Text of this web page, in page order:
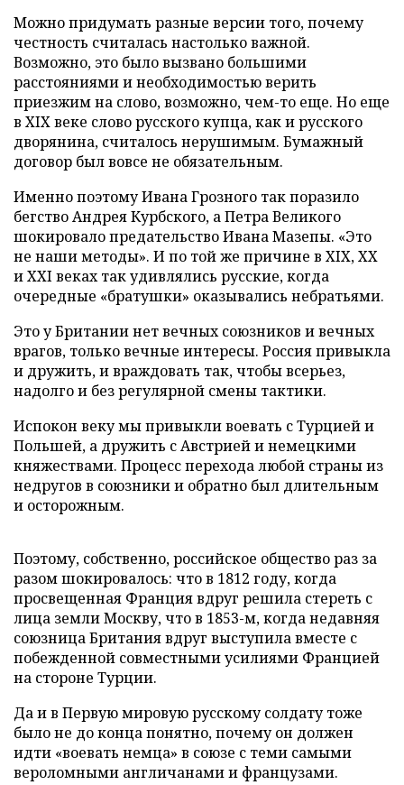
Можно придумать разные версии того, почему
честность считалась настолько важной.
Возможно, это было вызвано большими
расстояниями и необходимостью верить
приезжим на слово, возможно, чем-то еще. Но еще
в XIX веке слово русского купца, как и русского
дворянина, считалось нерушимым. Бумажный
договор был вовсе не обязательным.
Именно поэтому Ивана Грозного так поразило
бегство Андрея Курбского, а Петра Великого
шокировало предательство Ивана Мазепы. «Это
не наши методы». И по той же причине в XIX, XX
и XXI веках так удивлялись русские, когда
очередные «братушки» оказывались небратьями.
Это у Британии нет вечных союзников и вечных
врагов, только вечные интересы. Россия привыкла
и дружить, и враждовать так, чтобы всерьез,
надолго и без регулярной смены тактики.
Испокон веку мы привыкли воевать с Турцией и
Польшей, а дружить с Австрией и немецкими
княжествами. Процесс перехода любой страны из
недругов в союзники и обратно был длительным
и осторожным.
Поэтому, собственно, российское общество раз за
разом шокировалось: что в 1812 году, когда
просвещенная Франция вдруг решила стереть с
лица земли Москву, что в 1853-м, когда недавняя
союзница Британия вдруг выступила вместе с
побежденной совместными усилиями Францией
на стороне Турции.
Да и в Первую мировую русскому солдату тоже
было не до конца понятно, почему он должен
идти «воевать немца» в союзе с теми самыми
вероломными англичанами и французами.